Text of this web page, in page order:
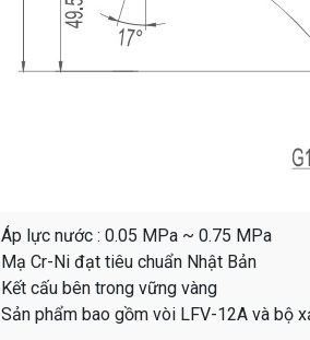
Áp lực nước : 0.05 MPa ~ 0.75 MPa
Mạ Cr-Ni đạt tiêu chuẩn Nhật Bản
Kết cấu bên trong vững vàng
Sản phẩm bao gồm vòi LFV-12A và bộ